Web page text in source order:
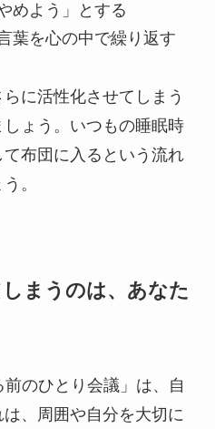
めよう」とする
葉を心の中で繰り返す
に活性化させてしまう
ょう。いつもの睡眠時
布団に入るという流れ
。
まうのは、あなた
のひとり会議」は、自
、周囲や自分を大切に